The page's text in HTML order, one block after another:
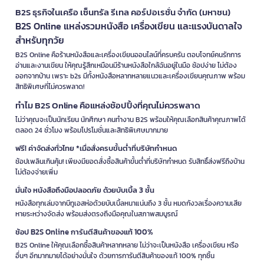
B2S ธุรกิจในเครือ เซ็นทรัล รีเทล คอร์ปอเรชั่น จำกัด (มหาชน)
B2S Online แหล่งรวมหนังสือ เครื่องเขียน และแรงบันดาลใจ
สำหรับทุกวัย
B2S Online คือร้านหนังสือและเครื่องเขียนออนไลน์ที่ครบครัน ตอบโจทย์คนรักการ
อ่านและงานเขียน ให้คุณรู้สึกเหมือนมีร้านหนังสือใกล้ฉันอยู่ในมือ ช้อปง่าย ไม่ต้อง
ออกจากบ้าน เพราะ b2s มีทั้งหนังสือหลากหลายแนวและเครื่องเขียนคุณภาพ พร้อม
สิทธิพิเศษที่ไม่ควรพลาด!
ทำไม B2S Online คือแหล่งช้อปปิ้งที่คุณไม่ควรพลาด
ไม่ว่าคุณจะเป็นนักเรียน นักศึกษา คนทำงาน B2S พร้อมให้คุณเลือกสินค้าคุณภาพได้
ตลอด 24 ชั่วโมง พร้อมโปรโมชั่นและสิทธิพิเศษมากมาย
ฟรี! ค่าจัดส่งทั่วไทย *เมื่อสั่งครบขั้นต่ำที่บริษัทกำหนด
ช้อปเพลินเกินคุ้ม! เพียงมียอดสั่งซื้อสินค้าขั้นต่ำที่บริษัทกำหนด รับสิทธิ์ส่งฟรีถึงบ้าน
ไม่ต้องจ่ายเพิ่ม
มั่นใจ หนังสือถึงมือปลอดภัย ด้วยบับเบิ้ล 3 ชั้น
หนังสือทุกเล่มจากบีทูเอสห่อด้วยบับเบิ้ลหนาแน่นถึง 3 ชั้น หมดกังวลเรื่องความเสีย
หายระหว่างจัดส่ง พร้อมส่งตรงถึงมือคุณในสภาพสมบูรณ์
ช้อป B2S Online การันตีสินค้าของแท้ 100%
B2S Online ให้คุณเลือกซื้อสินค้าหลากหลาย ไม่ว่าจะเป็นหนังสือ เครื่องเขียน หรือ
อื่นๆ อีกมากมายได้อย่างมั่นใจ ด้วยการการันตีสินค้าของแท้ 100% ทุกชิ้น